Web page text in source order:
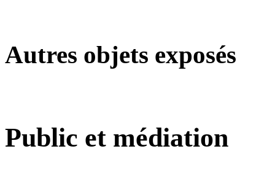
Autres objets exposés
Public et médiation